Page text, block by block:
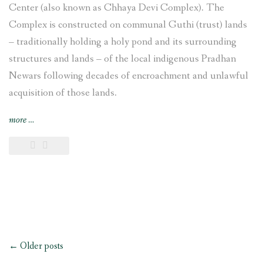
Center (also known as Chhaya Devi Complex). The
Complex is constructed on communal Guthi (trust) lands
– traditionally holding a holy pond and its surrounding
structures and lands – of the local indigenous Pradhan
Newars following decades of encroachment and unlawful
acquisition of those lands.
more“Complaint
against
Chhaya
…
Posts
← Older posts